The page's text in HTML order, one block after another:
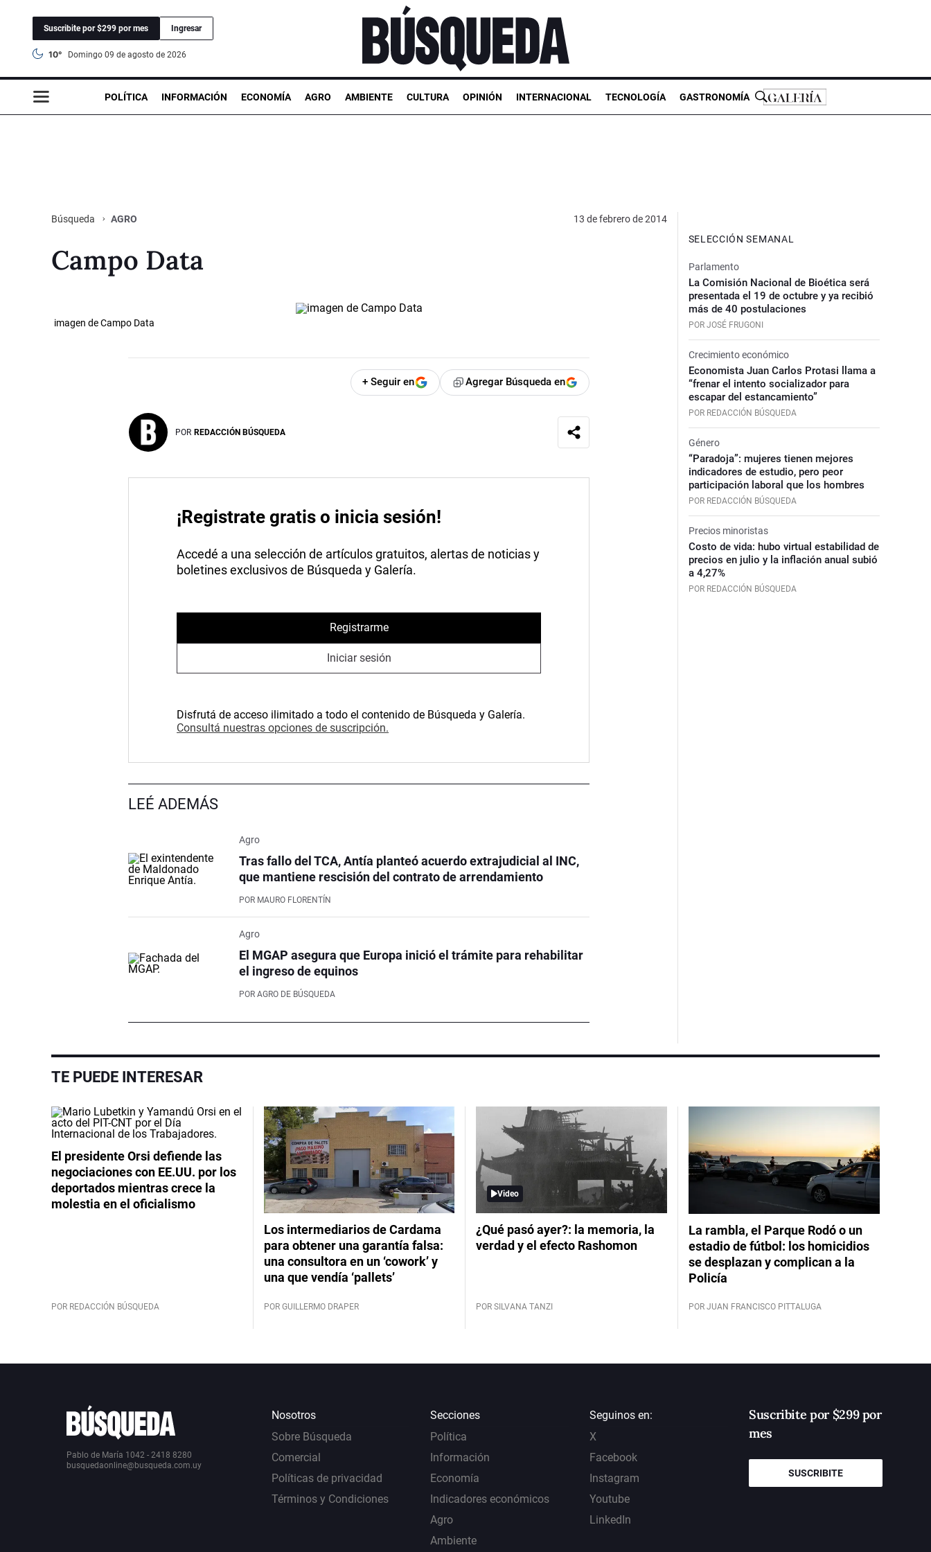
Suscribite por $299 por mes Ingresar
10° domingo 09 de agosto de 2026
POLÍTICA INFORMACIÓN ECONOMÍA AGRO AMBIENTE CULTURA OPINIÓN INTERNACIONAL TECNOLOGÍA GASTRONOMÍA
Búsqueda AGRO 13 de febrero de 2014
Campo Data
imagen de Campo Data
+ Seguir en Agregar Búsqueda en
POR REDACCIÓN BÚSQUEDA
¡Registrate gratis o inicia sesión!
Accedé a una selección de artículos gratuitos, alertas de noticias y
boletines exclusivos de Búsqueda y Galería.
Registrarme
Iniciar sesión
Disfrutá de acceso ilimitado a todo el contenido de Búsqueda y Galería.
Consultá nuestras opciones de suscripción.
LEÉ ADEMÁS
Agro
Tras fallo del TCA, Antía planteó acuerdo extrajudicial al INC,
que mantiene rescisión del contrato de arrendamiento
POR MAURO FLORENTÍN
Agro
El MGAP asegura que Europa inició el trámite para rehabilitar
el ingreso de equinos
POR AGRO DE BÚSQUEDA
SELECCIÓN SEMANAL
Parlamento
La Comisión Nacional de Bioética será
presentada el 19 de octubre y ya recibió
más de 40 postulaciones
POR JOSÉ FRUGONI
Crecimiento económico
Economista Juan Carlos Protasi llama a
“frenar el intento socializador para
escapar del estancamiento”
POR REDACCIÓN BÚSQUEDA
Género
“Paradoja”: mujeres tienen mejores
indicadores de estudio, pero peor
participación laboral que los hombres
POR REDACCIÓN BÚSQUEDA
Precios minoristas
Costo de vida: hubo virtual estabilidad de
precios en julio y la inflación anual subió
a 4,27%
POR REDACCIÓN BÚSQUEDA
TE PUEDE INTERESAR
El presidente Orsi defiende las
negociaciones con EE.UU. por los
deportados mientras crece la
molestia en el oficialismo
POR REDACCIÓN BÚSQUEDA
Los intermediarios de Cardama
para obtener una garantía falsa:
una consultora en un ‘cowork’ y
una que vendía ‘pallets’
POR GUILLERMO DRAPER
Video
¿Qué pasó ayer?: la memoria, la
verdad y el efecto Rashomon
POR SILVANA TANZI
La rambla, el Parque Rodó o un
estadio de fútbol: los homicidios
se desplazan y complican a la
Policía
POR JUAN FRANCISCO PITTALUGA
Pablo de María 1042 - 2418 8280
busquedaonline@busqueda.com.uy
Nosotros
Sobre Búsqueda
Comercial
Políticas de privacidad
Términos y Condiciones
Secciones
Política
Información
Economía
Indicadores económicos
Agro
Ambiente
Seguinos en:
X
Facebook
Instagram
Youtube
LinkedIn
Suscribite por $299 por
mes
SUSCRIBITE